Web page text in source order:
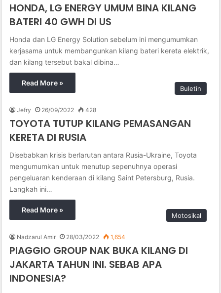
HONDA, LG ENERGY UMUM BINA KILANG
BATERI 40 GWH DI US
Honda dan LG Energy Solution sebelum ini mengumumkan
kerjasama untuk membangunkan kilang bateri kereta elektrik,
dan kilang tersebut bakal dibina…
Read More »
Buletin
Jefry 26/09/2022 428
TOYOTA TUTUP KILANG PEMASANGAN
KERETA DI RUSIA
Disebabkan krisis berlarutan antara Rusia-Ukraine, Toyota
mengumumkan untuk menutup sepenuhnya operasi
pengeluaran kenderaan di kilang Saint Petersburg, Rusia.
Langkah ini…
Read More »
Motosikal
Nadzarul Amir 28/03/2022 1,654
PIAGGIO GROUP NAK BUKA KILANG DI
JAKARTA TAHUN INI. SEBAB APA
INDONESIA?